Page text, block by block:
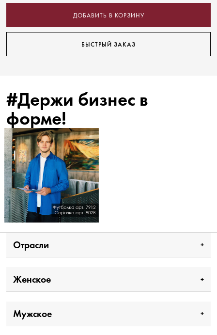
ДОБАВИТЬ В КОРЗИНУ
БЫСТРЫЙ ЗАКАЗ
#Держи бизнес в
форме!
Отрасли
Женское
Мужское